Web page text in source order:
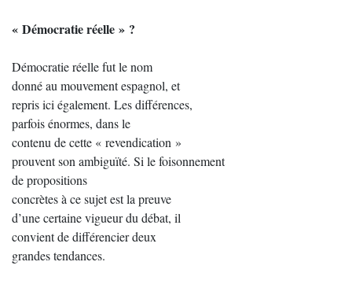
« Démocratie réelle » ?
Démocratie réelle fut le nom
donné au mouvement espagnol, et
repris ici également. Les différences,
parfois énormes, dans le
contenu de cette « revendication »
prouvent son ambiguïté. Si le foisonnement
de propositions
concrètes à ce sujet est la preuve
d’une certaine vigueur du débat, il
convient de différencier deux
grandes tendances.